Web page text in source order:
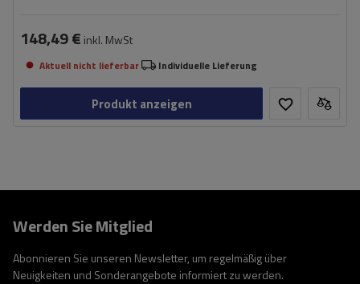
148,49 € inkl. MwSt
Aktuell nicht lieferbar Individuelle Lieferung
Produkt anzeigen
Werden Sie Mitglied
Abonnieren Sie unseren Newsletter, um regelmäßig über
Neuigkeiten und Sonderangebote informiert zu werden.